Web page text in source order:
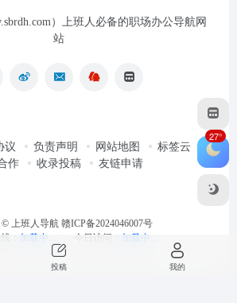
）上班人必备的职场办公导航网
站
议 负责声明 网站地图
标签云
作
收录投稿 友链申请
© 上班人导航 赣ICP备2024046007号
： 加载中... 今日访问： 加载中...
27°
投稿 我的